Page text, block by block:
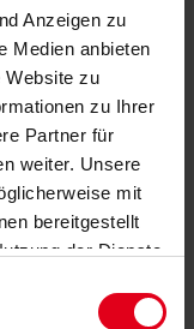
Anzeigen zu
Medien anbieten
Website zu
zu Ihrer
Partner für
weiter. Unsere
mit
bereitgestellt
der Dienste